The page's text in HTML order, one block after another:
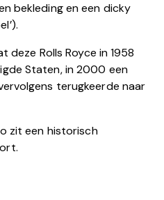
bekleding en een dicky
deze Rolls Royce in 1958
Staten, in 2000 een
terugkeerde naar
zit een historisch